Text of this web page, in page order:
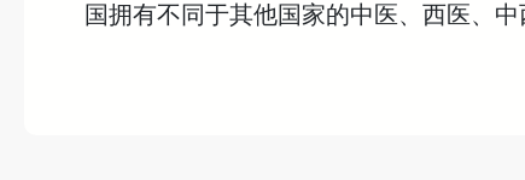
国拥有不同于其他国家的中医、西医、